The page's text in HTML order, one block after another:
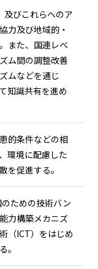
及びこれらへのア
力及び地域的・
また、国連レベ
ム間の調整改善
ムなどを通じ
知識共有を進め
的条件などの相
環境に配慮した
を促進する。
ための技術バン
力構築メカニズ
（ICT）をはじめ
。